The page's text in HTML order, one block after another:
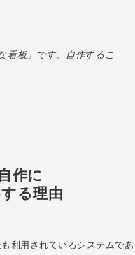
看板」です。自作するこ
作に
る理由
利用されているシステムであ